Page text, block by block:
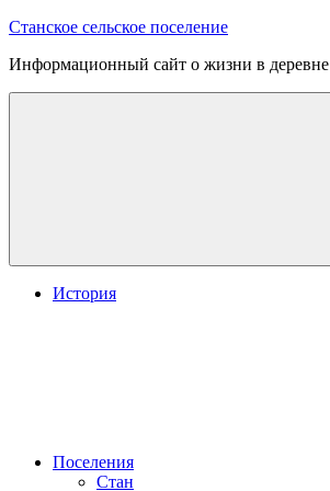
Перейти
содержимому
Станское сельское поселение
Информационный сайт о жизни в деревне
История
Поселения
Стан